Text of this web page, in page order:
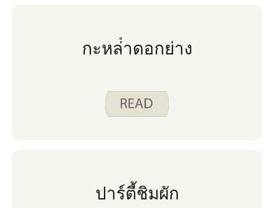
กะหล่ําดอกย่าง
ปาร์ตี้ชิมผัก